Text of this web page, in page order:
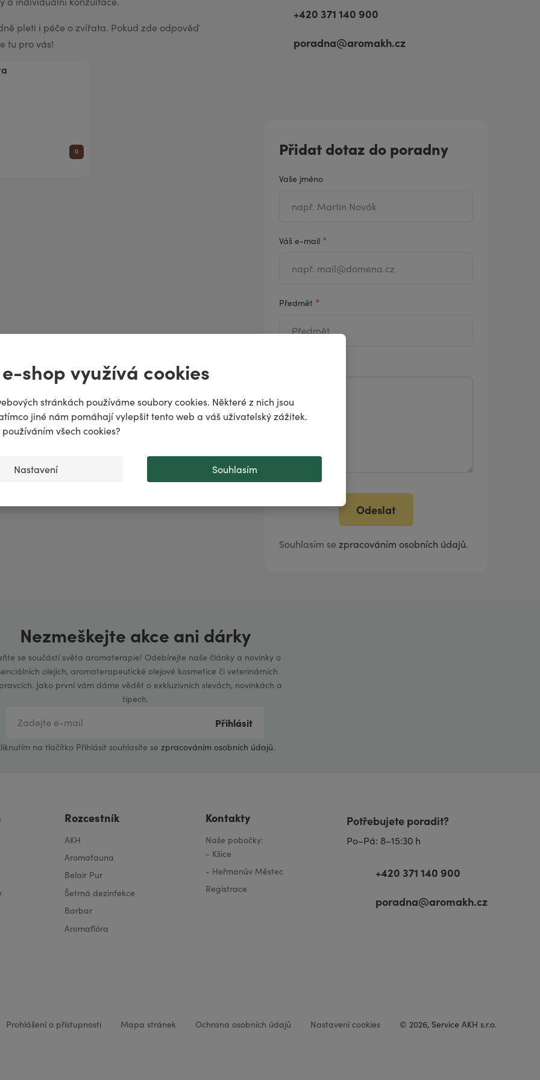
shop využívá cookies
stránkách používáme soubory cookies. Některé z nich jsou
jiné nám pomáhají vylepšit tento web a váš uživatelský zážitek.
používáním všech cookies?
Nastavení Souhlasím
pleti i péče o zvířata. Pokud zde odpověď
tu pro vás!
0
+420 371 140 900
poradna@aromakh.cz
Přidat dotaz do poradny
Vaše jméno
Váš e-mail *
Předmět *
Odeslat
Souhlasím se zpracováním osobních údajů.
Nezmeškejte akce ani dárky
se součástí světa aromaterapie! Odebírejte naše články a novinky o
olejích, aromaterapeutické olejové kosmetice či veterinárních
Jako první vám dáme vědět o exkluzivních slevách, novinkách a
tipech.
Přihlásit
na tlačítko Přihlásit souhlasíte se zpracováním osobních údajů.
Rozcestník
AKH
Aromafauna
Belair Pur
Šetrná dezinfekce
Barbar
Aromaflóra
Kontakty
Naše pobočky:
- Kšice
- Heřmanův Městec
Registrace
Potřebujete poradit?
Po–Pá: 8–15:30 h
+420 371 140 900
poradna@aromakh.cz
Prohlášení o přístupnosti Mapa stránek Ochrana osobních údajů Nastavení cookies © 2026, Service AKH s.r.o.
♌️✨